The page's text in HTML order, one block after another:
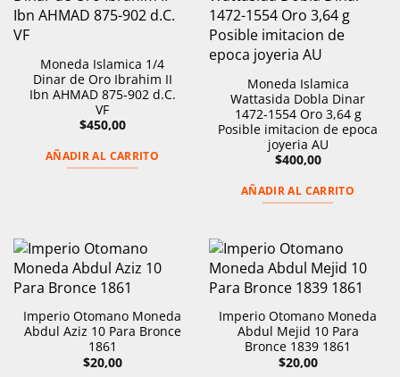
Moneda Islamica 1/4
Dinar de Oro Ibrahim II
Ibn AHMAD 875-902 d.C.
VF
$450,00
AÑADIR AL CARRITO
Moneda Islamica
Wattasida Dobla Dinar
1472-1554 Oro 3,64 g
Posible imitacion de epoca
joyeria AU
$400,00
AÑADIR AL CARRITO
Imperio Otomano Moneda
Abdul Aziz 10 Para Bronce
1861
$20,00
Imperio Otomano Moneda
Abdul Mejid 10 Para
Bronce 1839 1861
$20,00